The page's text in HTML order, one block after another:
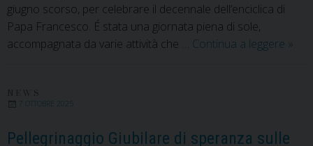
giugno scorso, per celebrare il decennale dell’enciclica di
Papa Francesco. É stata una giornata piena di sole,
accompagnata da varie attività che … Continua a leggere Una
»
7 OTTOBRE 2025
Pellegrinaggio Giubilare di speranza sulle